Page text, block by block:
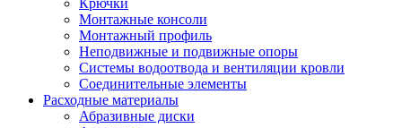
Крючки
Монтажные консоли
Монтажный профиль
Неподвижные и подвижные опоры
Системы водоотвода и вентиляции кровли
Соединительные элементы
Расходные материалы
Абразивные диски